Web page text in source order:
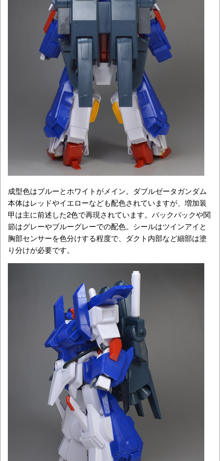
成型色はブルーとホワイトがメイン。ダブルゼータガンダム
本体はレッドやイエローなども配色されていますが、増加装
甲は主に前述した2色で再現されています。バックパックや関
節はグレーやブルーグレーでの配色。シールはツインアイと
胸部センサーを色分けする程度で、ダクト内部など細部は塗
り分けが必要です。